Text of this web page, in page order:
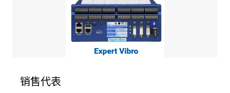
DELPHINEXPERTTRANSIENT 瞬态记录仪 瞬态高速记录仪
TYPE4/TYPE8/TYPE12/TYPE16
胡原19921558176（微信同号）
DELPHINEXPERTVIBRO 振动测量设备 一体化专业振动监测系统 可实
销售代表